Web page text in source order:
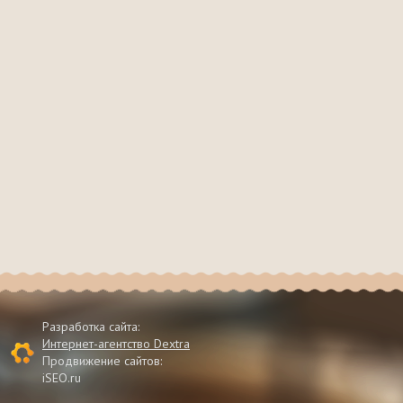
Разработка сайта:
Интернет-агентство Dextra
Продвижение сайтов:
iSEO.ru